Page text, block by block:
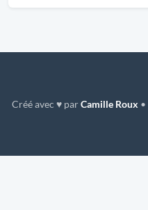
Créé avec ♥ parCamille Roux •